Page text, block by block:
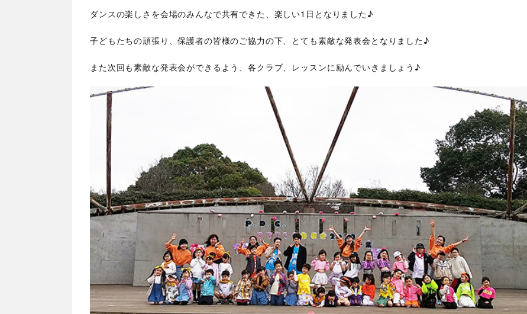
ダンスの楽しさを会場のみんなで共有できた、楽しい1日となりました♪
子どもたちの頑張り、保護者の皆様のご協力の下、とても素敵な発表会となりました♪
また次回も素敵な発表会ができるよう、各クラブ、レッスンに励んでいきましょう♪